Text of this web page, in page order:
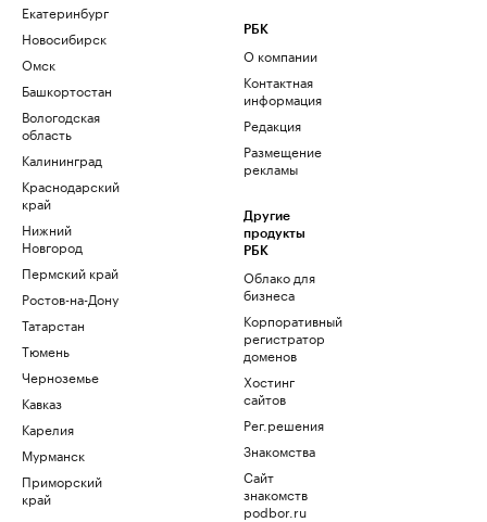
Екатеринбург
Новосибирск
Омск
Башкортостан
Вологодская
область
Калининград
Краснодарский
край
Нижний
Новгород
Пермский край
Ростов-на-Дону
Татарстан
Тюмень
Черноземье
Кавказ
Карелия
Мурманск
Приморский
край
РБК
О компании
Контактная
информация
Редакция
Размещение
рекламы
Другие
продукты
РБК
Облако для
бизнеса
Корпоративный
регистратор
доменов
Хостинг
сайтов
Рег.решения
Знакомства
Сайт
знакомств
podbor.ru